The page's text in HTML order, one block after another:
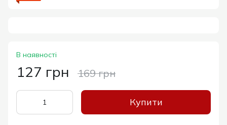
В наявності
127 грн 169 грн
Купити